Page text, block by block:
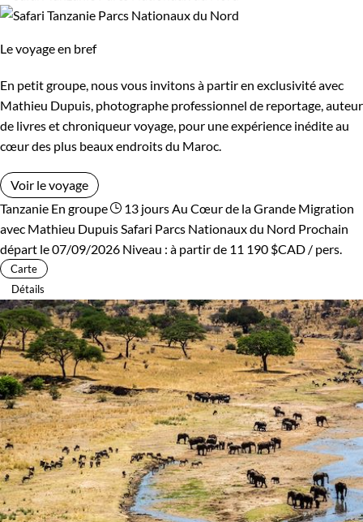
Le voyage en bref
En petit groupe, nous vous invitons à partir en exclusivité avec
Mathieu Dupuis, photographe professionnel de reportage, auteur
de livres et chroniqueur voyage, pour une expérience inédite au
cœur des plus beaux endroits du Maroc.
Voir le voyage
Tanzanie En groupe 13 jours Au Cœur de la Grande Migration
avec Mathieu Dupuis Safari Parcs Nationaux du Nord Prochain
départ le 07/09/2026 Niveau : à partir de 11 190 $CAD / pers.
Carte
Détails